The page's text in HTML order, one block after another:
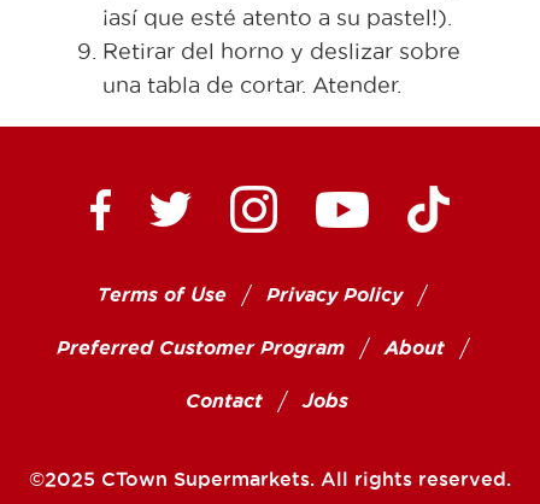
¡así que esté atento a su pastel!).
Retirar del horno y deslizar sobre
una tabla de cortar. Atender.
Ctown Supermarkets on Facebook
Ctown Supermarkets on
Ctown Supermarkets
Ctown Ctown
Terms of Use Privacy Policy
Preferred Customer Program About
Contact Jobs
©2025 CTown Supermarkets. All rights reserved.